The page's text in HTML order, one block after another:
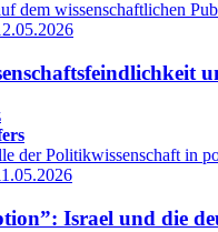
dem wissenschaftlichen
der Politikwissenschaft in
Israel und die